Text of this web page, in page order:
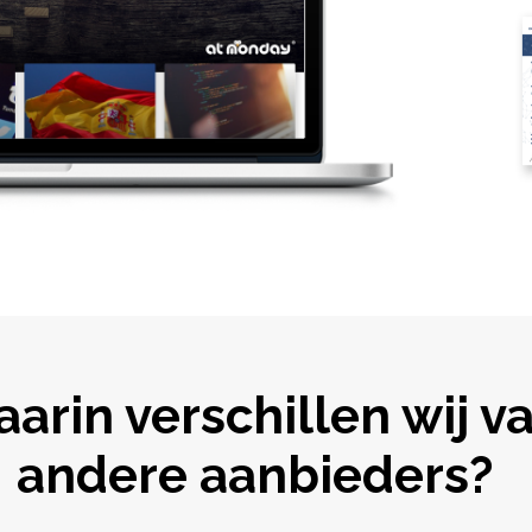
verschillen wij
andere aanbieders?